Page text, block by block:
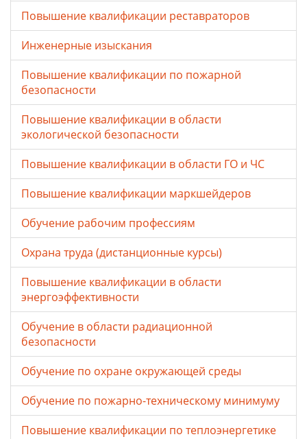
Повышение квалификации реставраторов
Инженерные изыскания
Повышение квалификации по пожарной
безопасности
Повышение квалификации в области
экологической безопасности
Повышение квалификации в области ГО и ЧС
Повышение квалификации маркшейдеров
Обучение рабочим профессиям
Охрана труда (дистанционные курсы)
Повышение квалификации в области
энергоэффективности
Обучение в области радиационной
безопасности
Обучение по охране окружающей среды
Обучение по пожарно-техническому минимуму
Повышение квалификации по теплоэнергетике